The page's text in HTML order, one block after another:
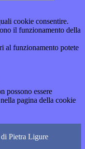
cookie consentire.
il funzionamento della
al funzionamento potete
possono essere
pagina della cookie
Pietra Ligure